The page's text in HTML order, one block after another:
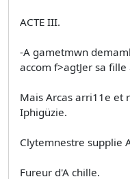
ACTE III.
-A gametmwn
accom­ f>agtJer sa
Mais Arcas arri11e et
Iphigüzie.
Clytemnestre supplie
Fureur d'A chille.